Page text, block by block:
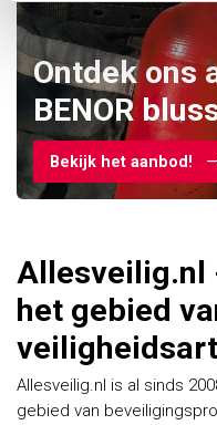
Ontdek ons
BENOR
Bekijk het aanbod!
Allesveilig.nl
het gebied
Allesveilig.nl is al sinds
gebied van